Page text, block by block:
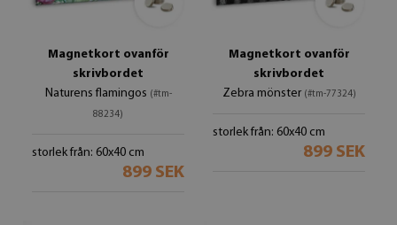
Magnetkort ovanför
skrivbordet
Naturens flamingos (#tm-
88234)
storlek från: 60x40 cm
899 SEK
Magnetkort ovanför
skrivbordet
Zebra mönster (#tm-77324)
storlek från: 60x40 cm
899 SEK